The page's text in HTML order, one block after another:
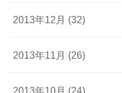
2013年12月 (32)
2013年11月 (26)
2013年10月 (24)